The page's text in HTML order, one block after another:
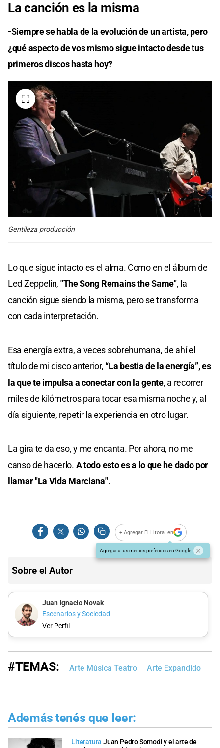
La canción es la misma
-Siempre se habla de la evolución de un artista, pero
¿qué aspecto de vos mismo sigue intacto desde tus
primeros discos hasta hoy?
Gentileza producción
Lo que sigue intacto es el alma. Como en el álbum de
Led Zeppelin, "The Song Remains the Same", la
canción sigue siendo la misma, pero se transforma
con cada interpretación.
Esa energía extra, a veces sobrehumana, de ahí el
título de mi disco anterior, “La bestia de la energía”, es
la que te impulsa a conectar con la gente, a recorrer
miles de kilómetros para tocar esa misma noche y, al
día siguiente, repetir la experiencia en otro lugar.
La gira te da eso, y me encanta. Por ahora, no me
canso de hacerlo. A todo esto es a lo que he dado por
llamar "La Vida Marciana".
+ Agregar El Litoral en
Agregar a tus medios preferidos en Google
Sobre el Autor
Juan Ignacio Novak
Escenarios y Sociedad
Ver Perfil
#TEMAS: Arte Música Teatro Arte Expandido
Además tenés que leer:
Literatura Juan Pedro Somodi y el arte de